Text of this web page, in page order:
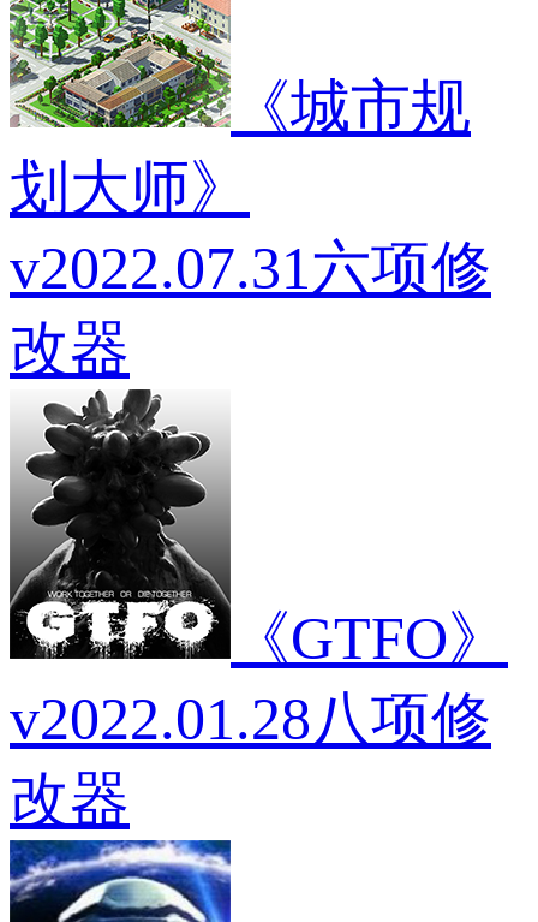
《城市规
划大师》
v2022.07.31六项修
改器
《GTFO》
v2022.01.28八项修
改器